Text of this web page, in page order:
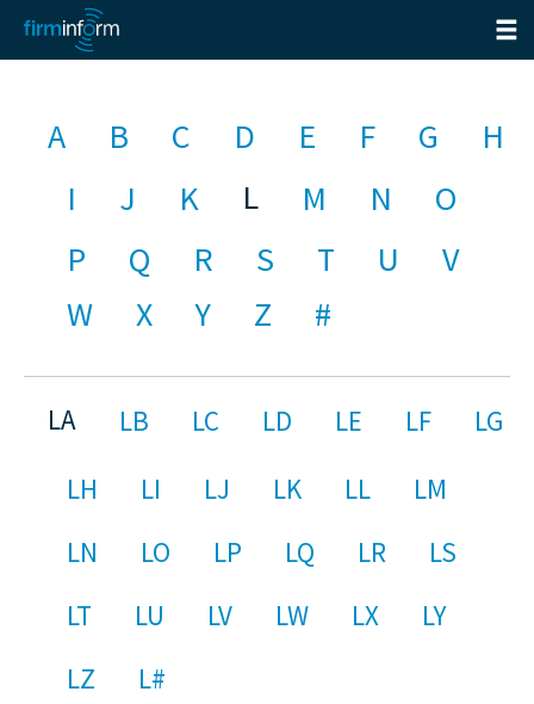
A B C D E F G
H
I
J K L M N
O
P
Q R S T U
V
W
X Y Z #
LA LB LC LD LE LF
LG
LH
LI LJ LK LL
LM
LN
LO LP LQ LR
LS
LT
LU LV LW LX
LY
LZ
L#